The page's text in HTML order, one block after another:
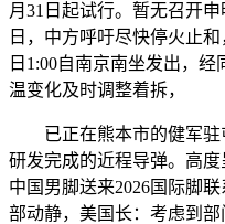
月31日起试行。暂无召开
日，中方呼吁尽快停火止
日1:00自南京南坐发出，
温变化及时调整着拆，
已正在熊本市的健军驻
研发完成的近程导弹。高度
中国男脚送来2026国际脚
部动静，美国长：考虑到